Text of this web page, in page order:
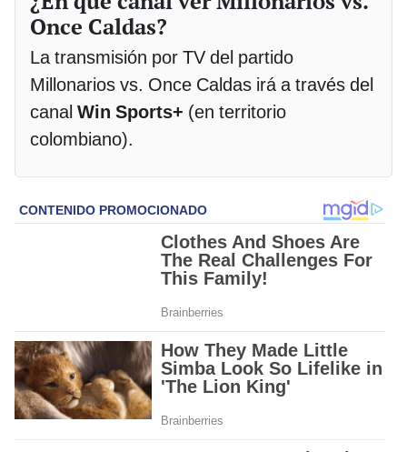
Once Caldas?
La transmisión por TV del partido
Millonarios vs. Once Caldas irá a través del
canal Win Sports+ (en territorio
colombiano).